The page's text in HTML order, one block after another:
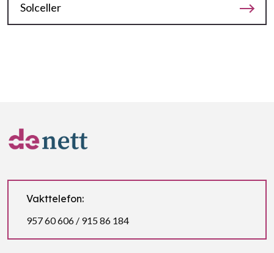
Solceller
Vakttelefon:
957 60 606 / 915 86 184